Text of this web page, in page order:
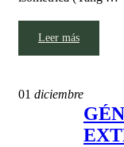
Leer más
01 diciembre